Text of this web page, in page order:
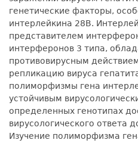
генетические факторы,
интерлейкина 28В.
представителем
интерферонов 3 типа,
противовирусным
репликацию вируса
полиморфизмы гена
устойчивым
определенных генотипах
вирусологического ответа
Изучение полиморфизма